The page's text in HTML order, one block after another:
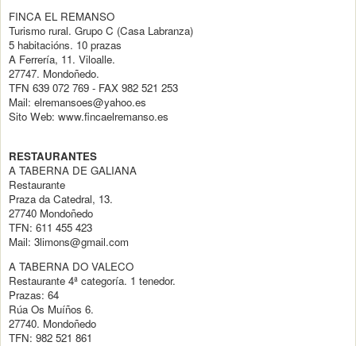
FINCA EL REMANSO
Turismo rural. Grupo C (Casa Labranza)
5 habitacións. 10 prazas
A Ferrería, 11. Viloalle.
27747. Mondoñedo.
TFN 639 072 769 - FAX 982 521 253
Mail: elremansoes@yahoo.es
Sito Web: www.fincaelremanso.es
RESTAURANTES
A TABERNA DE GALIANA
Restaurante
Praza da Catedral, 13.
27740 Mondoñedo
TFN: 611 455 423
Mail: 3limons@gmail.com
A TABERNA DO VALECO
Restaurante 4ª categoría. 1 tenedor.
Prazas: 64
Rúa Os Muíños 6.
27740. Mondoñedo
TFN: 982 521 861